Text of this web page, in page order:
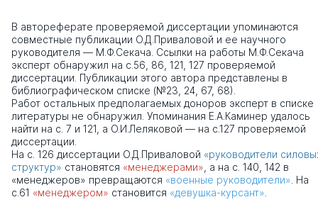
В автореферате проверяемой диссертации упоминаются
совместные публикации О.Д.Приваловой и ее научного
руководителя — М.Ф.Секача. Ссылки на работы М.Ф.Секача
эксперт обнаружил на с.56, 86, 121, 127 проверяемой
диссертации. Публикации этого автора представлены в
библиографическом списке (№23, 24, 67, 68).
Работ остальных предполагаемых доноров эксперт в списке
литературы не обнаружил. Упоминания Е.А.Каминер удалось
найти на с. 7 и 121, а О.И.Леляковой — на с.127 проверяемой
диссертации.
На с. 126 диссертации О.Д.Приваловой «руководители
структур» становятся «менеджерами» , а на с. 140, 142 в
«менеджеров» превращаются «военные руководители» . На
с.61 «менеджером» становится «девушка-курсант»